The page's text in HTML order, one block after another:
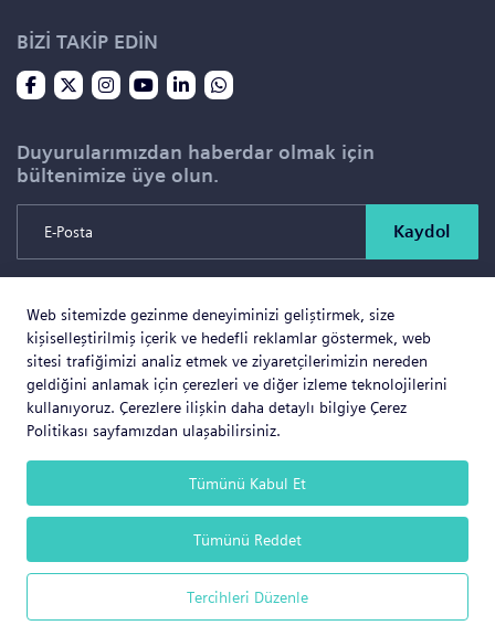
Web sitemizde gezinme deneyiminizi geliştirmek, size
kişiselleştirilmiş içerik ve hedefli reklamlar göstermek, web
sitesi trafiğimizi analiz etmek ve ziyaretçilerimizin nereden
geldiğini anlamak için çerezleri ve diğer izleme teknolojilerini
kullanıyoruz. Çerezlere ilişkin daha detaylı bilgiye Çerez
Politikası sayfamızdan ulaşabilirsiniz.
Tümünü Kabul Et
Tümünü Reddet
Tercihleri Düzenle
BİZİ TAKİP EDİN
Duyurularımızdan haberdar olmak için
bültenimize üye olun.
Kaydol
Copyright © 2026 SOLD PROJE SATIŞ YÖNETİMİ VE
GAYRİMENKUL İNŞAAT TİCARET LTD.ŞTİ. Tüm Hakları
Saklıdır.
Web Business® e-ticaret sistemleri ile hazırlanmıştır.